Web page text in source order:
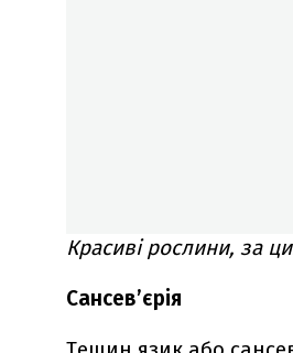
Красиві рослини, за
Сансев’єрія